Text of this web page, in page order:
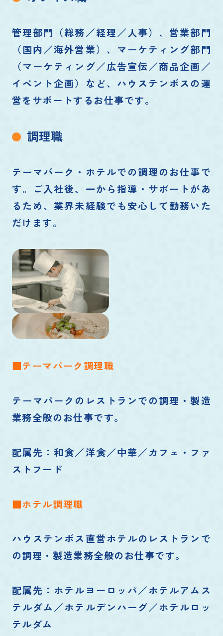
管理部門（総務／経理／人事）、営業部門
（国内／海外営業）、マーケティング部門
（マーケティング／広告宣伝／商品企画／
イベント企画）など、ハウステンボスの運
営をサポートするお仕事です。
調理職
テーマパーク・ホテルでの調理のお仕事で
す。ご入社後、一から指導・サポートがあ
るため、業界未経験でも安心して勤務いた
だけます。
■テーマパーク調理職
テーマパークのレストランでの調理・製造
業務全般のお仕事です。
配属先：和食／洋食／中華／カフェ・ファ
ストフード
■ホテル調理職
ハウステンボス直営ホテルのレストランで
の調理・製造業務全般のお仕事です。
配属先：ホテルヨーロッパ／ホテルアムス
テルダム／ホテルデンハーグ／ホテルロッ
テルダム